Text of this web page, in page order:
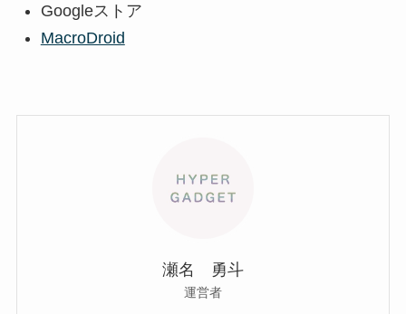
Googleストア
MacroDroid
瀬名 勇斗
運営者